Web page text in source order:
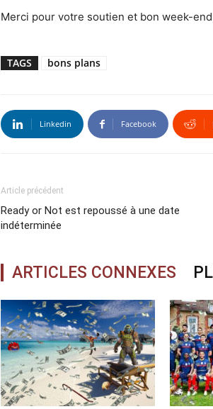
Merci pour votre soutien et bon week-
TAGS bons plans
Linkedin Facebook
Article précédent
Ready or Not est repoussé à une date
indéterminée
ARTICLES CONNEXES